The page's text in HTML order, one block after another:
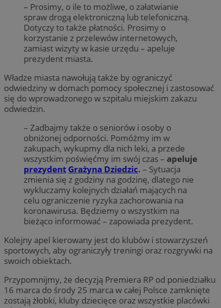
– Prosimy, o ile to możliwe, o załatwianie
spraw drogą elektroniczną lub telefoniczną.
Dotyczy to także płatności. Prosimy o
korzystanie z przelewów internetowych,
zamiast wizyty w kasie urzędu – apeluje
prezydent miasta.
Władze miasta nawołują także by ograniczyć
odwiedziny w domach pomocy społecznej i zastosować
się do wprowadzonego w szpitalu miejskim zakazu
odwiedzin.
– Zadbajmy także o seniorów i osoby o
obniżonej odporności. Pomóżmy im w
zakupach, wykupmy dla nich leki, a przede
wszystkim poświęćmy im swój czas – apeluje
prezydent Grażyna Dziedzic. – Sytuacja
zmienia się z godziny na godzinę, dlatego nie
wykluczamy kolejnych działań mających na
celu ograniczenie ryzyka zachorowania na
koronawirusa. Będziemy o wszystkim na
bieżąco informować – zapowiada prezydent.
Kolejny apel kierowany jest do klubów i stowarzyszeń
sportowych, aby ograniczyły treningi oraz rozgrywki na
swoich obiektach.
Przypomnijmy, że decyzją Premiera RP od poniedziałku
16 marca do środy 25 marca w całej Polsce zamknięte
zostają żłobki, kluby dziecięce oraz wszystkie placówki